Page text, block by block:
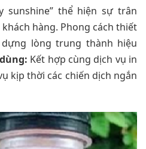
sunshine” thể hiện sự trân
hàng. Phong cách thiết
lòng trung thành hiệu
Kết hợp cùng dịch vụ in
kịp thời các chiến dịch ngắn